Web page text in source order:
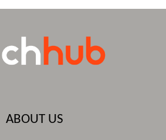
ABOUT US